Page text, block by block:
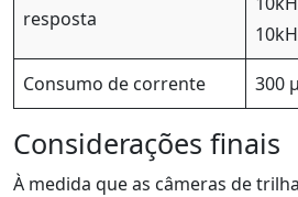
resposta
Consumo de corrente 300
Considerações finais
À medida que as câmeras de